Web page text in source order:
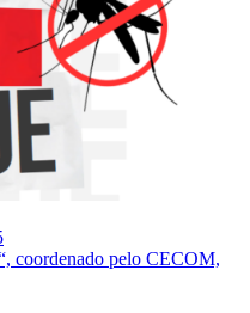
coordenado pelo CECOM,